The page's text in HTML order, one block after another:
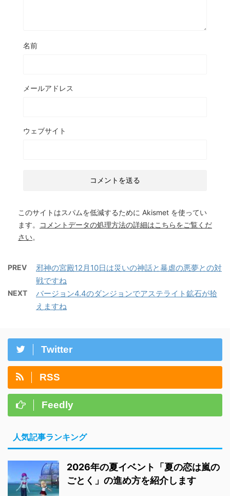
名前
メールアドレス
ウェブサイト
このサイトはスパムを低減するために Akismet を使ってい
ます。
コメントデータの処理方法の詳細はこちらをご覧くだ
さい。
PREV
邪神の宮殿12月10日は災いの神話と暴虐の悪夢との対
戦ですね
NEXT
バージョン4.4のダンジョンでアステライト鉱石が拾
えますね
Twitter
RSS
Feedly
人気記事ランキング
2026年の夏イベント「夏の恋は嵐の
ごとく」の進め方を紹介します